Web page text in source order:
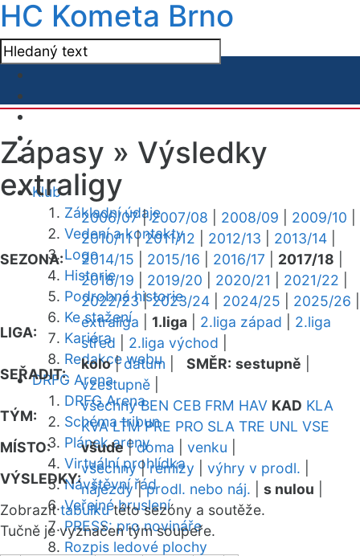
HC Kometa Brno
Klub
Základní údaje
Vedení a kontakty
Logo
Historie
Podrobná historie
Ke stažení
Kariéra
Redakce webu
DRFG Arena
DRFG Arena
Schéma tribun
Plánek areny
Virtuální prohlídka
Návštěvní řád
Veřejné bruslení
PRESS: pro novináře
Rozpis ledové plochy
Zápasy » Výsledky
extraligy
SEZONA:
2006/07|2007/08 2008/09 2009/10
2010/11|2011/12 2012/13 2013/14
2014/15
2015/16 2016/17 2017/18
2018/19
2019/20 2020/21 2021/22
2022/23|2023/24 2024/25 2025/26
LIGA:
extraliga 1.liga 2.liga západ
2.liga
střed
2.liga východ
SEŘADIT:
kolo|datum SMĚR: sestupně
vzestupně
TÝM:
všechny BEN CEB FRM HAV KAD KLA
KVA LTM PRE PRO SLA TRE UNL VSE
MÍSTO:
všude|doma venku
VÝSLEDKY:
všechny|remízy výhry v prodl.
nájezdy|prodl. nebo náj. s nulou
Zobrazittabulkutéto sezóny a soutěže.
Tučně je vyznačen tým soupeře.